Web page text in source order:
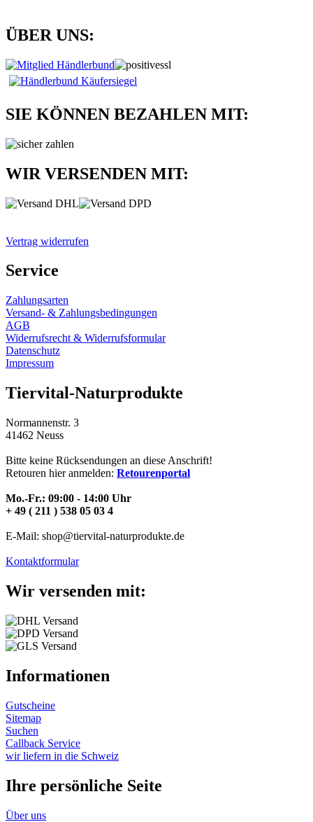
ÜBER UNS:
SIE KÖNNEN BEZAHLEN MIT:
WIR VERSENDEN MIT:
Vertrag widerrufen
Service
Zahlungsarten
Versand- & Zahlungsbedingungen
AGB
Widerrufsrecht & Widerrufsformular
Datenschutz
Impressum
Tiervital-Naturprodukte
Normannenstr. 3
41462 Neuss
Bitte keine Rücksendungen an diese Anschrift!
Retouren hier anmelden: Retourenportal
Mo.-Fr.: 09:00 - 14:00 Uhr
+ 49 ( 211 ) 538 05 03 4
E-Mail: shop@tiervital-naturprodukte.de
Kontaktformular
Wir versenden mit:
Informationen
Gutscheine
Sitemap
Suchen
Callback Service
wir liefern in die Schweiz
Ihre persönliche Seite
Über uns